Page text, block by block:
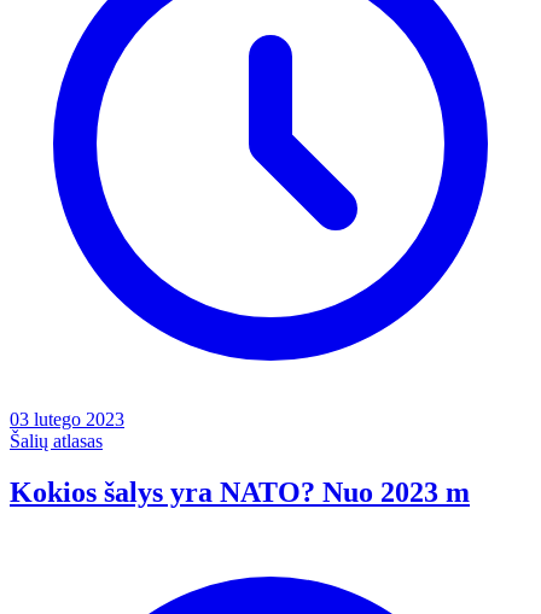
03 lutego 2023
Šalių atlasas
Kokios šalys yra NATO? Nuo 2023 m